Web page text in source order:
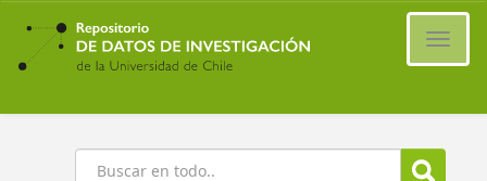
Ir
contenido
principal
Buscar